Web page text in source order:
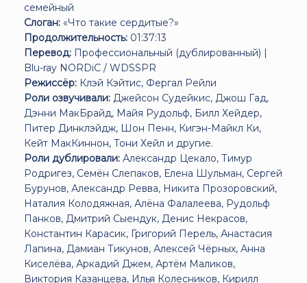
семейный
Слоган: «Что такие сердитые?»
Продолжительность: 01:37:13
Перевод: Профессиональный (дублированный) |
Blu-ray NORDiC / WDSSPR
Режиссёр: Клэй Кэйтис, Фергал Рейли
Роли озвучивали: Джейсон Судейкис, Джош Гад,
Дэнни МакБрайд, Майя Рудольф, Билл Хейдер,
Питер Динклэйдж, Шон Пенн, Кигэн-Майкл Ки,
Кейт МакКиннон, Тони Хейл и другие.
Роли дублировали: Александр Цекало, Тимур
Родригез, Семён Слепаков, Елена Шульман, Сергей
Бурунов, Александр Ревва, Никита Прозоровский,
Наталия Колодяжная, Алёна Фалалеева, Рудольф
Панков, Дмитрий Сыендук, Денис Некрасов,
Константин Карасик, Григорий Перель, Анастасия
Лапина, Дамиан Тикунов, Алексей Чёрных, Анна
Киселёва, Аркадий Джем, Артём Маликов,
Виктория Казанцева, Илья Колесников, Кирилл